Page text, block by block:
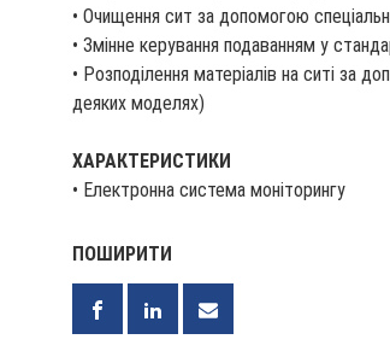
• Очищення сит за допомогою
• Змінне керування подаванням у
• Розподілення матеріалів на ситі за
деяких моделях)
ХАРАКТЕРИСТИКИ
• Електронна система моніторингу
ПОШИРИТИ